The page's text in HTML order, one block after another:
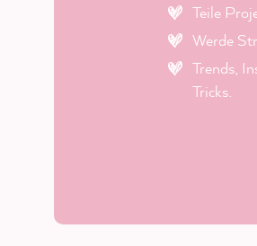
Teile
Werde
Trends,
Tricks.